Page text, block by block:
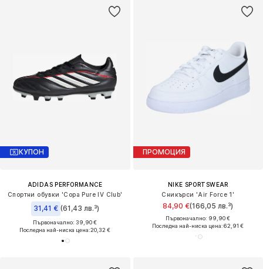
КУПОН
ADIDAS PERFORMANCE
Спортни обувки 'Copa Pure IV Club'
31,41 € (61,43 лв.³)
Първоначално: 39,90 €
Последна най-ниска цена:20,32 €
ПРОМОЦИЯ
NIKE SPORTSWEAR
Сникърси 'Air Force 1'
84,90 €(166,05 лв.³)
Първоначално: 99,90 €
Последна най-ниска цена:62,91 €